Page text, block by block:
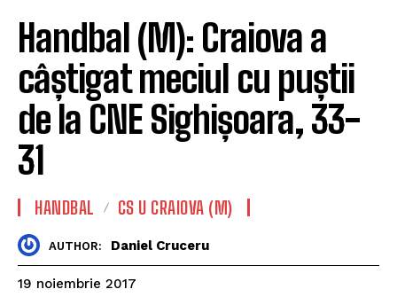
Handbal (M): Craiova a
câștigat meciul cu puștii
de la CNE Sighișoara, 33-
31
HANDBAL CS U CRAIOVA (M)
AUTHOR: Daniel Cruceru
19 noiembrie 2017